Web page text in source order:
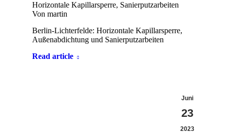
Horizontale Kapillarsperre, Sanierputzarbeiten
Von martin
Berlin-Lichterfelde: Horizontale Kapillarsperre,
Außenabdichtung und Sanierputzarbeiten
Read article
Juni
23
2023